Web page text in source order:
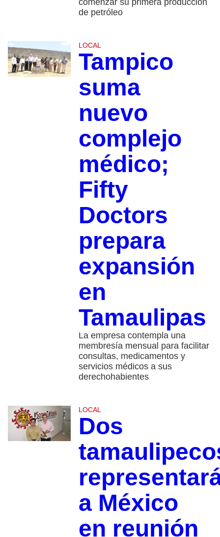
comenzar su primera producción
de petróleo
LOCAL
Tampico
suma
nuevo
complejo
médico;
Fifty
Doctors
prepara
expansión
en
Tamaulipas
La empresa contempla una
membresía mensual para facilitar
consultas, medicamentos y
servicios médicos a sus
derechohabientes
LOCAL
Dos
a México
en reunión